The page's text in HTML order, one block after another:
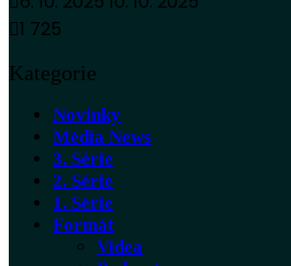
1 725
Kategorie
Novinky
Média News
3. Série
2. Série
1. Série
Formát
Videa